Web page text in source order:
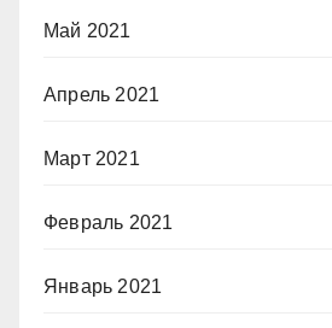
Май 2021
Апрель 2021
Март 2021
Февраль 2021
Январь 2021